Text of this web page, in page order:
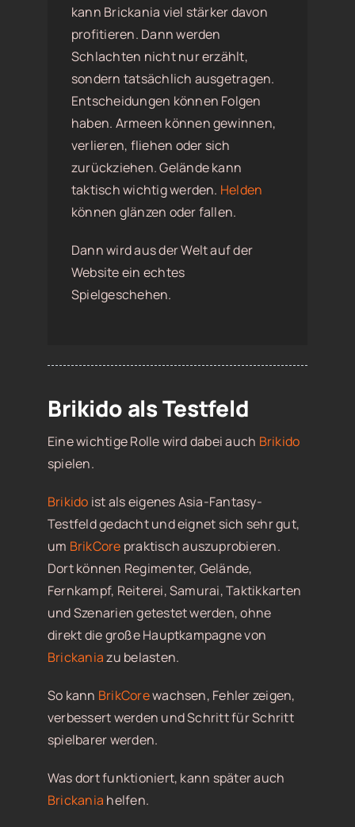
kann Brickania viel stärker davon
profitieren. Dann werden
Schlachten nicht nur erzählt,
sondern tatsächlich ausgetragen.
Entscheidungen können Folgen
haben. Armeen können gewinnen,
verlieren, fliehen oder sich
zurückziehen. Gelände kann
taktisch wichtig werden. Helden
können glänzen oder fallen.
Dann wird aus der Welt auf der
Website ein echtes
Spielgeschehen.
Brikido als Testfeld
Eine wichtige Rolle wird dabei auch Brikido
spielen.
Brikido ist als eigenes Asia-Fantasy-
Testfeld gedacht und eignet sich sehr gut,
um BrikCore praktisch auszuprobieren.
Dort können Regimenter, Gelände,
Fernkampf, Reiterei, Samurai, Taktikkarten
und Szenarien getestet werden, ohne
direkt die große Hauptkampagne von
Brickaniazu belasten.
So kann BrikCorewachsen, Fehler zeigen,
verbessert werden und Schritt für Schritt
spielbarer werden.
Was dort funktioniert, kann später auch
Brickania helfen.